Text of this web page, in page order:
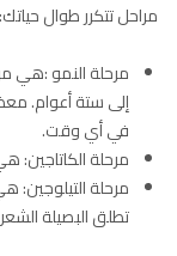
مراحل تتكرر طوال حياتك:
مرحلة النمو :هي
في أي وقت.
مرحلة الكاتاجين:
مرحلة التيلوجين:
تطلق البصيلة